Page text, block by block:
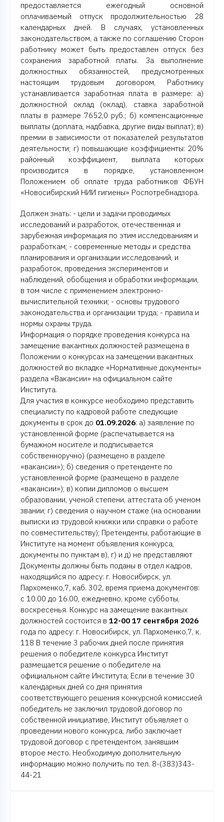
предоставляется ежегодный основной
оплачиваемый отпуск продолжительностью 28
календарных дней. В случаях, установленных
законодательством, а также по соглашению Сторон
работнику может быть предоставлен отпуск без
сохранения заработной платы. За выполнение
должностных обязанностей, предусмотренных
настоящим трудовым договором, Работнику
устанавливается заработная плата в размере: а)
должностной оклад (оклад), ставка заработной
платы в размере 7652,0 руб.; б) компенсационные
выплаты (доплата, надбавка, другие виды выплат); в)
премии в зависимости от показателей результатов
деятельности; г) повышающие коэффициенты: 20%
районный коэффициент, выплата которых
производится в порядке, установленном
Положением об оплате труда работников ФБУН
«Новосибирский НИИ гигиены» Роспотребнадзора.
Должен знать: - цели и задачи проводимых
исследований и разработок, отечественная и
зарубежная информация по этим исследованиям и
разработкам; - современные методы и средства
планирования и организации исследований, и
разработок, проведения экспериментов и
наблюдений, обобщения и обработки информации,
в том числе с применением электронно-
вычислительной техники; - основы трудового
законодательства и организации труда; - правила и
нормы охраны труда.
Информация о порядке проведения конкурса на
замещение вакантных должностей размещена в
Положении о конкурсах на замещении вакантных
должностей во вкладке «Нормативные документы»
раздела «Вакансии» на официальном сайте
Института.
Для участия в конкурсе необходимо представить
специалисту по кадровой работе следующие
документы в срок до 01.09.2026: а) заявление по
установленной форме (распечатывается на
бумажном носителе и подписывается
собственноручно) (размещено в разделе
«вакансии»); б) сведения о претенденте по
установленной форме (размещено в разделе
«вакансии»); в) копии дипломов о высшем
образовании, ученой степени, аттестата об ученом
звании; г) сведения о научном стаже (на основании
выписки из трудовой книжки или справки о работе
по совместительству); Претенденты, работающие в
Институте на момент объявления конкурса,
документы по пунктам в), г) и д) не представляют
Документы должны быть поданы в отдел кадров,
находящийся по адресу: г. Новосибирск, ул.
Пархоменко,7, каб. 302, время приема документов:
с 10.00 до 16.00, ежедневно, кроме субботы,
воскресенья. Конкурс на замещение вакантных
должностей состоится в 12-00 17 сентября 2026
года по адресу: г. Новосибирск, ул. Пархоменко,7, к.
118 В течение 3 рабочих дней после принятия
решения о победителе конкурса Институт
размещается решение о победителе на
официальном сайте Института; Если в течение 30
календарных дней со дня принятия
соответствующего решения конкурсной комиссией
победитель не заключил трудовой договор по
собственной инициативе, Институт объявляет о
проведении нового конкурса, либо заключает
трудовой договор с претендентом, занявшим
второе место. Необходимую дополнительную
информацию можно получить по тел. 8-(383)343-
44-21